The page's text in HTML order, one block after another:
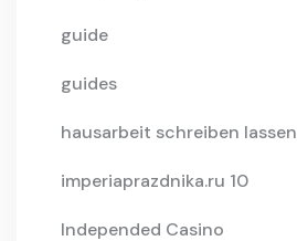
guide
guides
hausarbeit schreiben lassen
imperiaprazdnika.ru 10
Independed Casino